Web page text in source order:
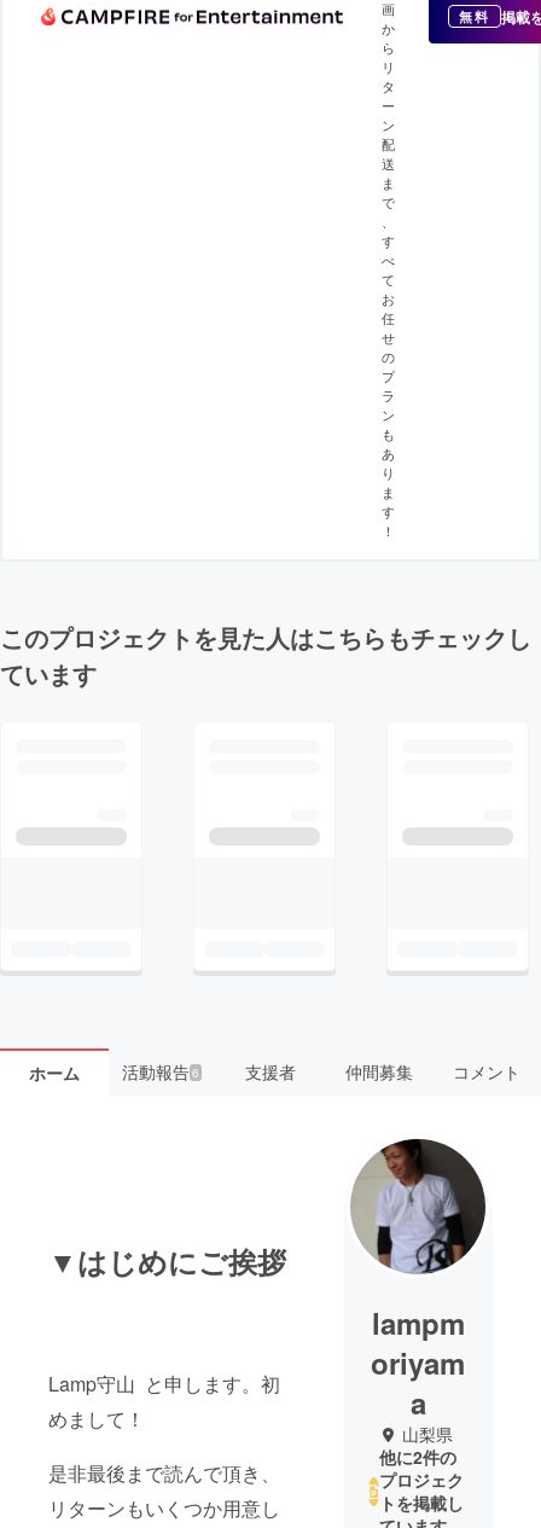
画
か
ら
リ
タ
ー
ン
配
送
ま
で
す
べ
て
お
任
せ
の
プ
ラ
ン
も
あ
り
ま
す
！
無料 掲載
このプロジェクトを見た人はこちらもチェックし
ています
ホーム 活動報告6 支援者 仲間募集 コメント
▼はじめにご挨拶
Lamp守山 と申します。初
めまして！
是非最後まで読んで頂き、
リターンもいくつか用意し
lampm
oriyam
a
山梨県
他に2件の
プロジェク
トを掲載し